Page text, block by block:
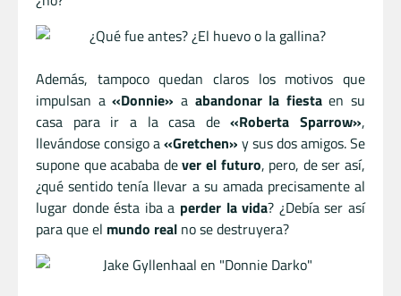
Además, tampoco quedan claros los motivos que
impulsan a«Donnie» a abandonar la fiestaen su
casa para ir a la casa de«Roberta Sparrow»,
llevándose consigo a«Gretchen» y sus dos amigos. Se
supone que acababa dever el futuro, pero, de ser así,
¿qué sentido tenía llevar a su amada precisamente al
lugar donde ésta iba a perder la vida? ¿Debía ser así
para que el mundo real no se destruyera?